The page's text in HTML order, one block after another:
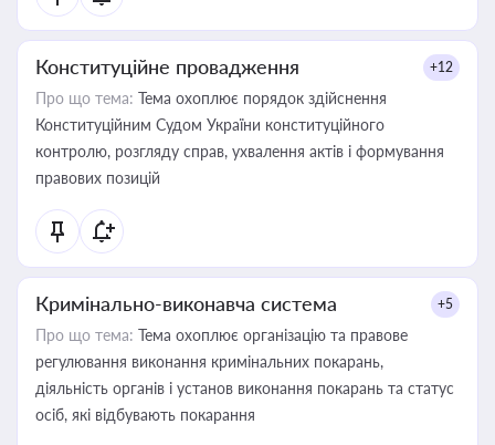
Конституційне провадження +12
Про що тема: Тема охоплює порядок здійснення
Конституційним Судом України конституційного
контролю, розгляду справ, ухвалення актів і формування
правових позицій
Кримінально-виконавча система +5
Про що тема: Тема охоплює організацію та правове
регулювання виконання кримінальних покарань,
діяльність органів і установ виконання покарань та статус
осіб, які відбувають покарання